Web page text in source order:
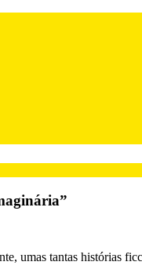
umas tantas histórias